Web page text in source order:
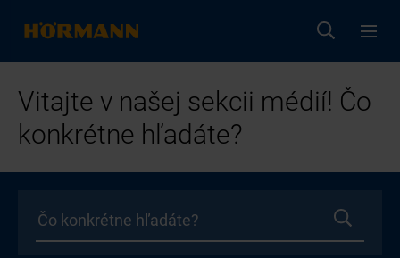
Vitajte v našej sekcii médií! Čo
konkrétne hľadáte?